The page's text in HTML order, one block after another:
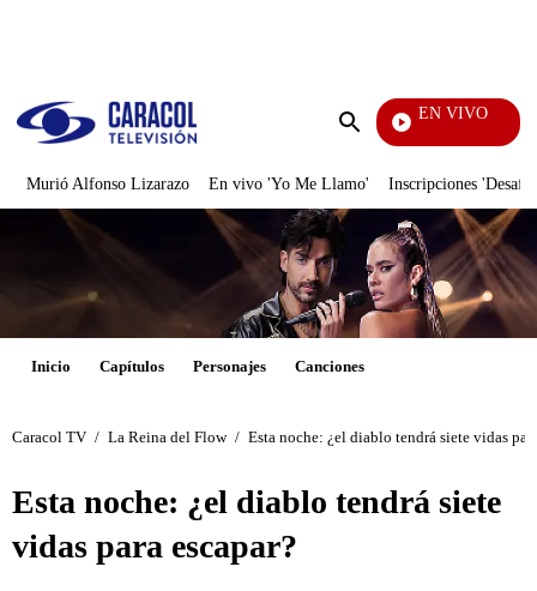
Enviar
EN VIVO
Noticias
Murió Alfonso Lizarazo En vivo 'Yo Me Llamo' Inscripciones
Inicio Capítulos Personajes Canciones
Caracol TV / La Reina del Flow / Esta noche: ¿el diablo tendrá siete vidas
Esta noche: ¿el diablo tendrá siete
vidas para escapar?